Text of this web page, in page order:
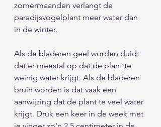
zomermaanden verlangt de
paradijsvogelplant meer water dan
in de winter.
Als de bladeren geel worden duidt
dat er meestal op dat de plant te
weinig water krijgt. Als de bladeren
bruin worden is dat vaak een
aanwijzing dat de plant te veel water
krijgt. Druk een keer in de week met